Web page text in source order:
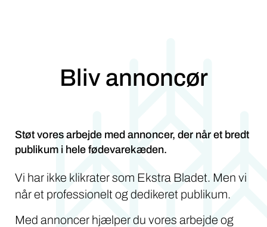
Bliv annoncør
Støt vores arbejde med annoncer, der når et bredt
publikum i hele fødevarekæden.
Vi har ikke klikrater som Ekstra Bladet. Men vi
når et professionelt og dedikeret publikum.
Med annoncer hjælper du vores arbejde og